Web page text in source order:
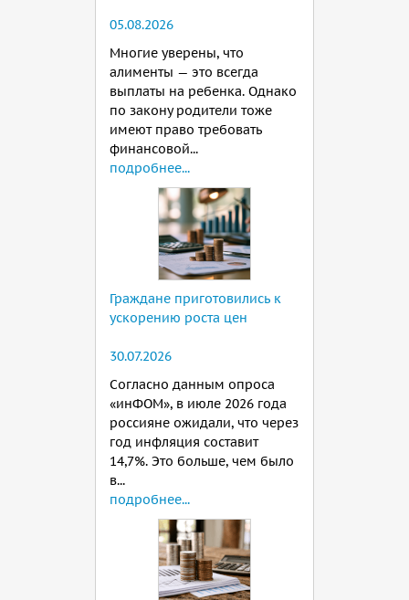
05.08.2026
Многие уверены, что
алименты — это всегда
выплаты на ребенка. Однако
по закону родители тоже
имеют право требовать
финансовой...
подробнее...
Граждане приготовились к
ускорению роста цен
30.07.2026
Согласно данным опроса
«инФОМ», в июле 2026 года
россияне ожидали, что через
год инфляция составит
14,7%. Это больше, чем было
в...
подробнее...